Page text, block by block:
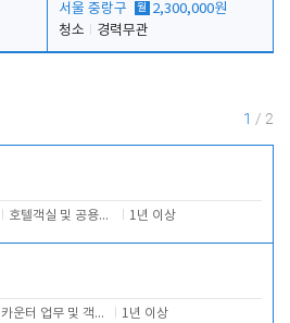
서울 중랑구 월 2,300,000원
청소
경력무관
1 / 2
호텔객실 및 공용시설 청소 관리 1년 이상
카운터 업무 및 객실관리(청소상태 확인, 객실판매) 1년 이상